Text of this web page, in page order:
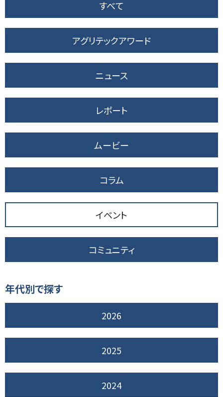
すべて
アグリテックアワード
ニュース
レポート
ムービー
コラム
イベント
コミュニティ
年代別で探す
2026
2025
2024